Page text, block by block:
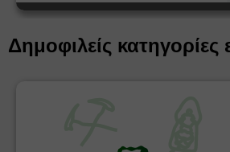
Δημοφιλείς κατηγορίες